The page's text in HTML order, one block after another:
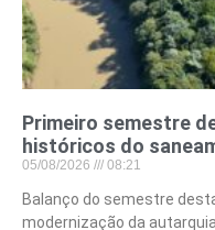
Primeiro semestre
históricos do
05/08/2026 08:21
Balanço do semestre
modernização da